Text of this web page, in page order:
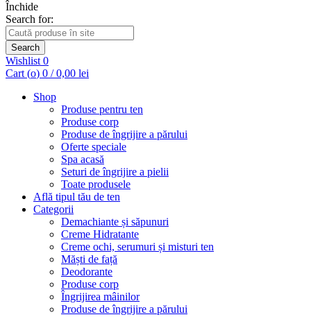
Închide
Search for:
Search
Wishlist 0
Cart (o) 0 / 0,00 lei
Shop
Produse pentru ten
Produse corp
Produse de îngrijire a părului
Oferte speciale
Spa acasă
Seturi de îngrijire a pielii
Toate produsele
Află tipul tău de ten
Categorii
Demachiante și săpunuri
Creme Hidratante
Creme ochi, serumuri și misturi ten
Măști de față
Deodorante
Produse corp
Îngrijirea mâinilor
Produse de îngrijire a părului